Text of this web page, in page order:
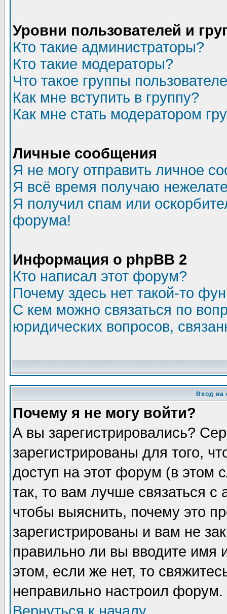
Уровни пользователей и
Кто такие администраторы?
Кто такие модераторы?
Что такое группы
Как мне вступить в группу?
Как мне стать модератором
Личные сообщения
Я не могу отправить личное
Я всё время получаю
Я получил спам или
форума!
Информация о phpBB 2
Кто написал этот форум?
Почему здесь нет такой-то
С кем можно связаться по
юридических вопросов,
Вход на
Почему я не могу войти?
А вы зарегистрировались?
зарегистрированы для того,
доступ на этот форум (в этом
так, то вам лучше связаться
чтобы выяснить, почему это
зарегистрированы и вам не
правильно ли вы вводите
этом, если же нет, то
неправильно настроил форум.